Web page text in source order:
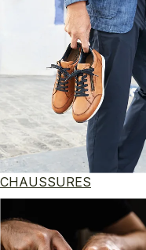
CHAUSSURES